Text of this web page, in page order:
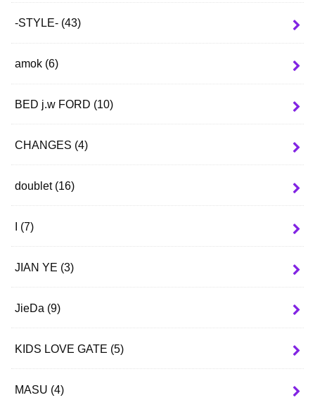
-STYLE- (43)
amok (6)
BED j.w FORD (10)
CHANGES (4)
doublet (16)
I (7)
JIAN YE (3)
JieDa (9)
KIDS LOVE GATE (5)
MASU (4)